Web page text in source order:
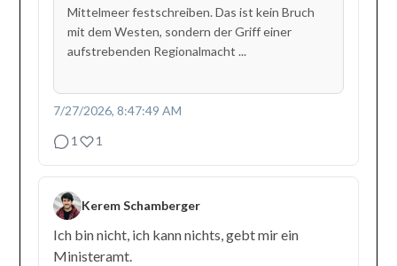
Mittelmeer festschreiben. Das ist kein Bruch
mit dem Westen, sondern der Griff einer
aufstrebenden Regionalmacht ...
7/27/2026, 8:47:49 AM
1
1
Kerem Schamberger
Ich bin nicht, ich kann nichts, gebt mir ein
Ministeramt.